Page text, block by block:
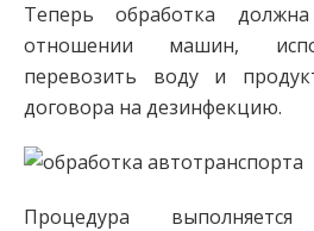
Теперь обработка
отношении машин,
перевозить воду и
договора на дезинфекцию.
Процедура выполняется